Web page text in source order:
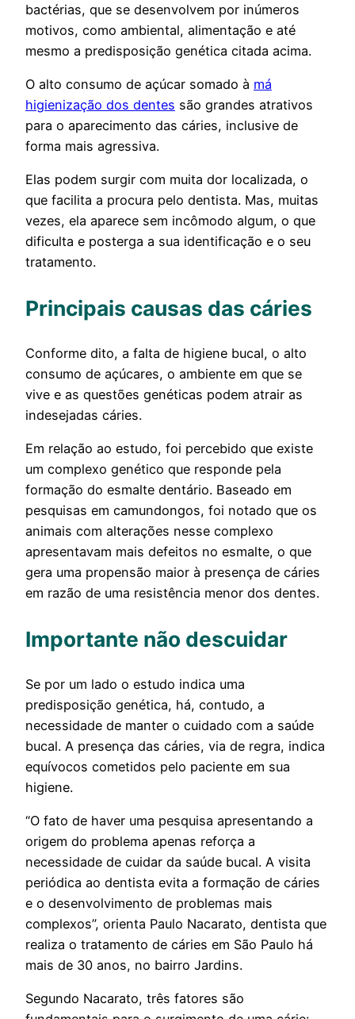
bactérias, que se desenvolvem por inúmeros
motivos, como ambiental, alimentação e até
mesmo a predisposição genética citada acima.
O alto consumo de açúcar somado à má
higienização dos dentes são grandes atrativos
para o aparecimento das cáries, inclusive de
forma mais agressiva.
Elas podem surgir com muita dor localizada, o
que facilita a procura pelo dentista. Mas, muitas
vezes, ela aparece sem incômodo algum, o que
dificulta e posterga a sua identificação e o seu
tratamento.
Principais causas das cáries
Conforme dito, a falta de higiene bucal, o alto
consumo de açúcares, o ambiente em que se
vive e as questões genéticas podem atrair as
indesejadas cáries.
Em relação ao estudo, foi percebido que existe
um complexo genético que responde pela
formação do esmalte dentário. Baseado em
pesquisas em camundongos, foi notado que os
animais com alterações nesse complexo
apresentavam mais defeitos no esmalte, o que
gera uma propensão maior à presença de cáries
em razão de uma resistência menor dos dentes.
Importante não descuidar
Se por um lado o estudo indica uma
predisposição genética, há, contudo, a
necessidade de manter o cuidado com a saúde
bucal. A presença das cáries, via de regra, indica
equívocos cometidos pelo paciente em sua
higiene.
“O fato de haver uma pesquisa apresentando a
origem do problema apenas reforça a
necessidade de cuidar da saúde bucal. A visita
periódica ao dentista evita a formação de cáries
e o desenvolvimento de problemas mais
complexos”, orienta Paulo Nacarato, dentista que
realiza o tratamento de cáries em São Paulo há
mais de 30 anos, no bairro Jardins.
Segundo Nacarato, três fatores são